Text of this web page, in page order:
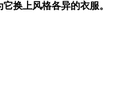
换上风格各异的衣服。